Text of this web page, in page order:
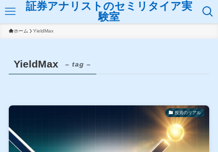
証券アナリストのセミリタイア実
験室
ホーム YieldMax
YieldMax – tag –
投資のリアル